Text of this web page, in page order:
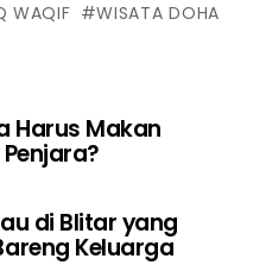
WAQIF
WISATA DOHA
Harus Makan
di Blitar yang
Keluarga